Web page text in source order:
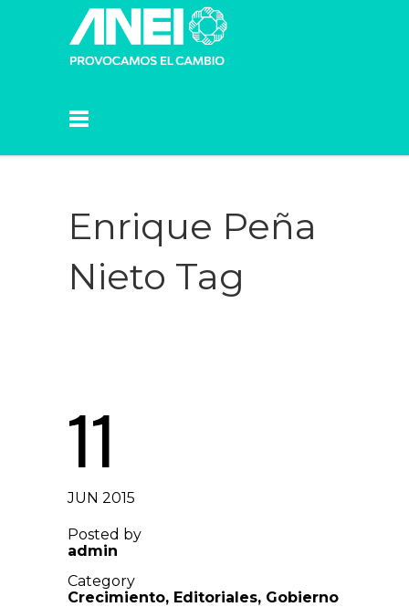
Enrique Peña
Nieto Tag
11
JUN 2015
Posted by
admin
Category
Crecimiento, Editoriales, Gobierno